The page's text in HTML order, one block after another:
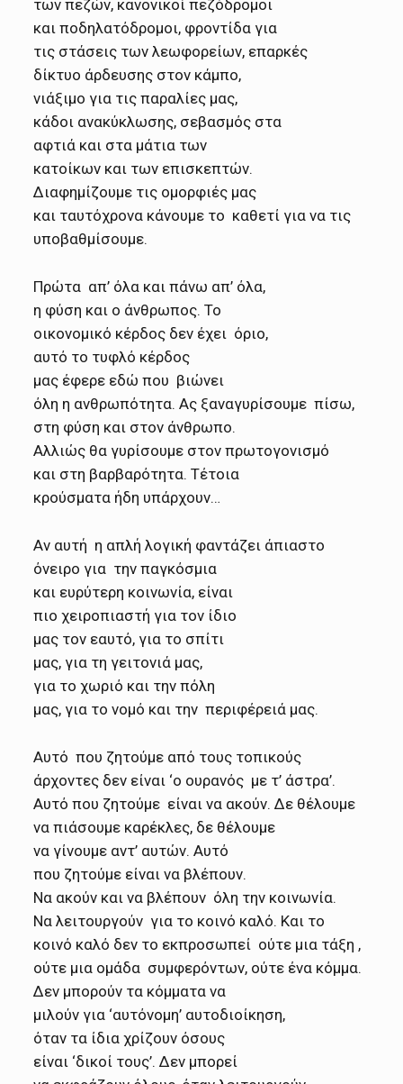
των πεζών, κανονικοίπεζόδρομοι
και ποδηλατόδρομοι, φροντίδα για
τις στάσεις των λεωφορείων, επαρκές
δίκτυο άρδευσης στον κάμπο,
νιάξιμο για τις παραλίες μας,
κάδοι ανακύκλωσης, σεβασμός στα
αφτιά και στα μάτια των
κατοίκων και των επισκεπτών.
Διαφημίζουμε τις ομορφιές μας
και ταυτόχρονα κάνουμε το καθετί για να τις
υποβαθμίσουμε.
Πρώτα απ’ όλα και πάνω απ’ όλα,
η φύση και ο άνθρωπος. Το
οικονομικό κέρδος δεν έχει όριο,
αυτό το τυφλό κέρδος
μας έφερε εδώ που βιώνει
όλη η ανθρωπότητα. Ας ξαναγυρίσουμε πίσω,
στη φύση και στον άνθρωπο.
Αλλιώς θα γυρίσουμε στονπρωτογονισμό
και στη βαρβαρότητα. Τέτοια
κρούσματα ήδη υπάρχουν…
Αν αυτή η απλή λογική φαντάζει άπιαστο
όνειρο για την παγκόσμια
και ευρύτερη κοινωνία, είναι
πιο χειροπιαστή για τον ίδιο
μας τον εαυτό, για το σπίτι
μας, για τη γειτονιά μας,
για το χωριό και την πόλη
μας, για το νομό και την περιφέρειά μας.
Αυτό που ζητούμε από τους τοπικούς
άρχοντες δεν είναι ‘ο ουρανός με τ’ άστρα’.
Αυτό που ζητούμε είναι να ακούν. Δε θέλουμε
να πιάσουμε καρέκλες, δε θέλουμε
να γίνουμε αντ’ αυτών. Αυτό
που ζητούμε είναι να βλέπουν.
Να ακούν και να βλέπουν όλη την κοινωνία.
Να λειτουργούν για το κοινό καλό. Και το
κοινό καλό δεν το εκπροσωπεί ούτε μια τάξη ,
ούτε μια ομάδα συμφερόντων, ούτε ένα κόμμα.
Δεν μπορούν τα κόμματα να
μιλούν για ‘αυτόνομη’ αυτοδιοίκηση,
όταν τα ίδια χρίζουν όσους
είναι ‘δικοί τους’. Δεν μπορεί